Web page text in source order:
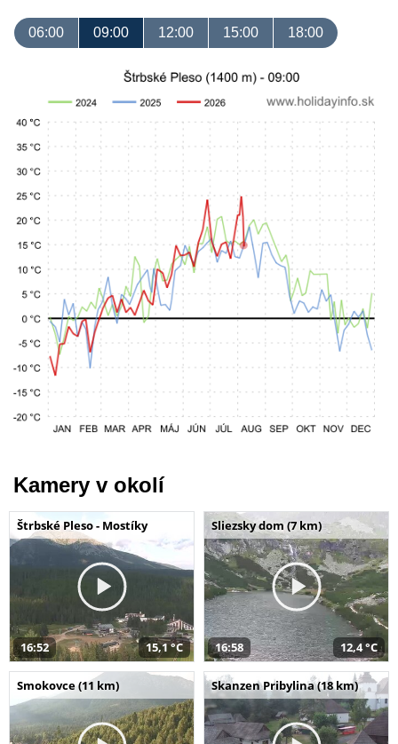
06:00 09:00 12:00 15:00 18:00
Kamery v okolí
Štrbské Pleso - Mostíky
16:52 15,1 °C
Sliezsky dom (7 km)
16:58 12,4 °C
Smokovce (11 km) Skanzen Pribylina (18 km)